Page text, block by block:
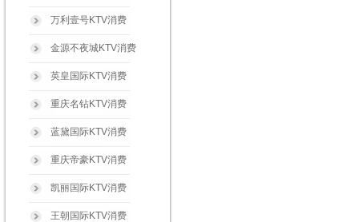
万利壹号KTV消费
金源不夜城KTV消费
英皇国际KTV消费
重庆名钻KTV消费
蓝黛国际KTV消费
重庆帝豪KTV消费
凯丽国际KTV消费
王朝国际KTV消费